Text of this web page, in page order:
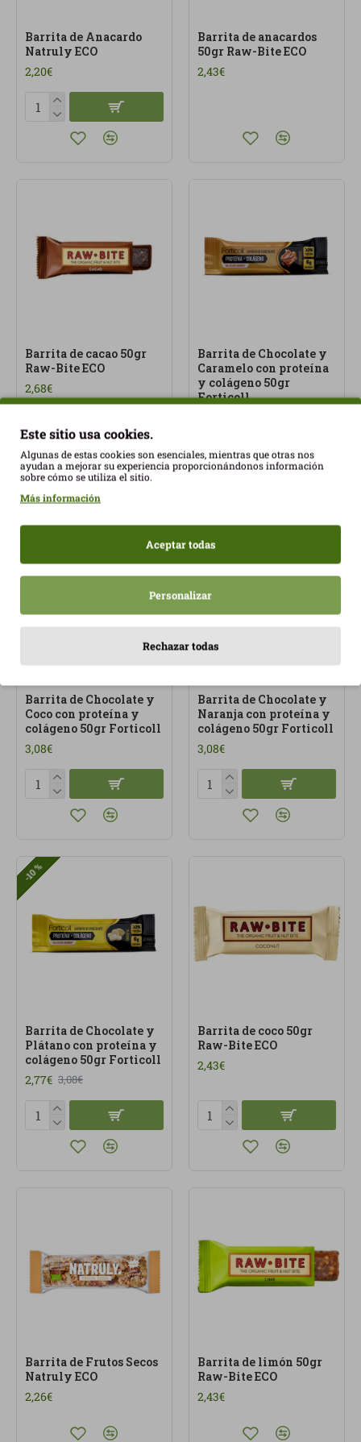
Barrita de Anacardo
Natruly ECO
2,20€
Barrita de anacardos
50gr Raw-Bite ECO
2,43€
Barrita de cacao 50gr
Raw-Bite ECO
2,68€
Barrita de Chocolate y
Caramelo con proteína
y colágeno 50gr
Forticoll
Barrita de Chocolate y
Coco con proteína y
colágeno 50gr Forticoll
3,08€
Barrita de Chocolate y
Naranja con proteína y
colágeno 50gr Forticoll
3,08€
-10 %
Barrita de Chocolate y
Plátano con proteína y
colágeno 50gr Forticoll
2,77€ 3,08€
Barrita de coco 50gr
Raw-Bite ECO
2,43€
Barrita de Frutos Secos
Natruly ECO
2,26€
Barrita de limón 50gr
Raw-Bite ECO
2,43€
Este sitio usa cookies.
Algunas de estas cookies son esenciales, mientras que otras nos
ayudan a mejorar su experiencia proporcionándonos información
sobre cómo se utiliza el sitio.
Más información
Aceptar todas
Personalizar
Rechazar todas